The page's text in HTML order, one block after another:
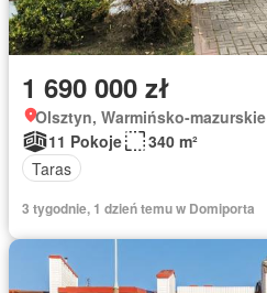
1 690 000 zł
Olsztyn, Warmińsko-mazurskie
11 Pokoje
340 m²
Taras
3 tygodnie, 1 dzień temu w Domiporta